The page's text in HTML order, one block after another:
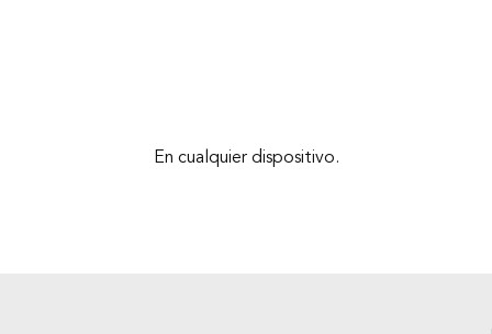
En cualquier dispositivo.